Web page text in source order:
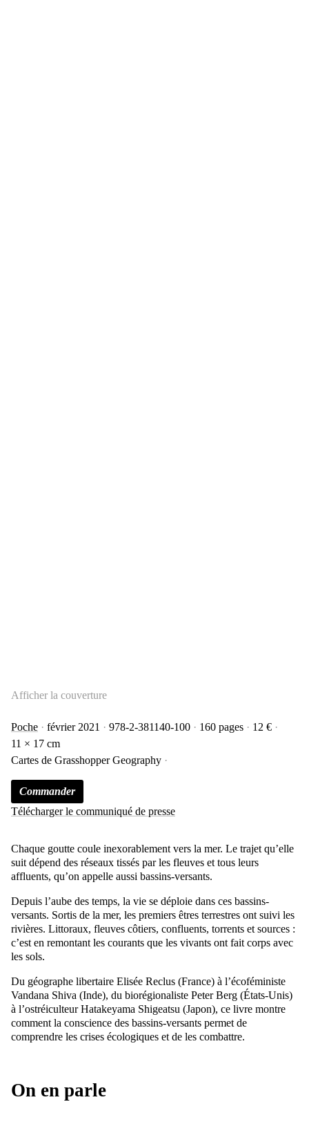
Afficher la couverture
Poche février 2021 978-2-381140-100 160 pages
12 €
11 × 17 cm
Cartes de Grasshopper Geography
Commander
Télécharger le communiqué de presse
Chaque goutte coule inexorablement vers la mer. Le trajet qu’elle
suit dépend des réseaux tissés par les fleuves et tous leurs
affluents, qu’on appelle aussi bassins-versants.
Depuis l’aube des temps, la vie se déploie dans ces bassins-
versants. Sortis de la mer, les premiers êtres terrestres ont suivi les
rivières. Littoraux, fleuves côtiers, confluents, torrents et sources :
c’est en remontant les courants que les vivants ont fait corps avec
les sols.
Du géographe libertaire Elisée Reclus (France) à l’écoféministe
Vandana Shiva (Inde), du biorégionaliste Peter Berg (États-Unis)
à l’ostréiculteur Hatakeyama Shigeatsu (Japon), ce livre montre
comment la conscience des bassins-versants permet de
comprendre les crises écologiques et de les combattre.
On en parle